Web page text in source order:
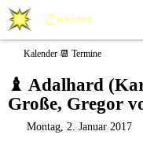
Kalender 📆 Termine
♝ Adalhard
Große, ​Gregor
Montag, 2. Januar 2017